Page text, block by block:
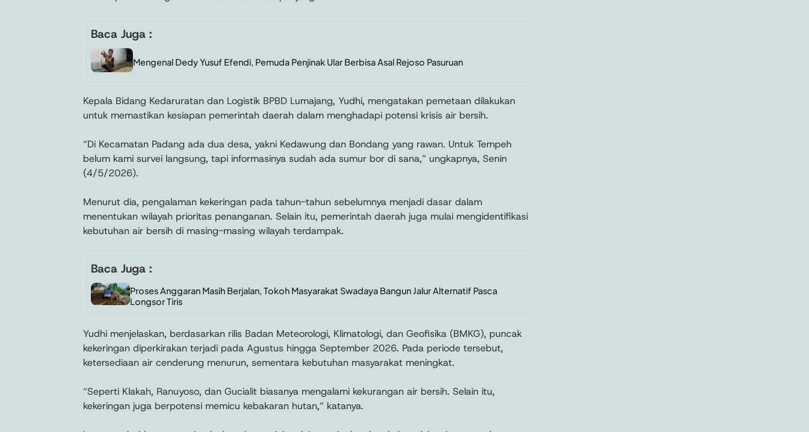
Baca Juga :
Mengenal Dedy Yusuf Efendi, Pemuda Penjinak Ular Berbisa Asal Rejoso Pasuruan
Kepala Bidang Kedaruratan dan Logistik BPBD Lumajang, Yudhi, mengatakan pemetaan dilakukan
untuk memastikan kesiapan pemerintah daerah dalam menghadapi potensi krisis air bersih.
“Di Kecamatan Padang ada dua desa, yakni Kedawung dan Bondang yang rawan. Untuk Tempeh
belum kami survei langsung, tapi informasinya sudah ada sumur bor di sana,” ungkapnya, Senin
(4/5/2026).
Menurut dia, pengalaman kekeringan pada tahun-tahun sebelumnya menjadi dasar dalam
menentukan wilayah prioritas penanganan. Selain itu, pemerintah daerah juga mulai mengidentifikasi
kebutuhan air bersih di masing-masing wilayah terdampak.
Baca Juga :
Proses Anggaran Masih Berjalan, Tokoh Masyarakat Swadaya Bangun Jalur Alternatif Pasca
Longsor Tiris
Yudhi menjelaskan, berdasarkan rilis Badan Meteorologi, Klimatologi, dan Geofisika (BMKG), puncak
kekeringan diperkirakan terjadi pada Agustus hingga September 2026. Pada periode tersebut,
ketersediaan air cenderung menurun, sementara kebutuhan masyarakat meningkat.
“Seperti Klakah, Ranuyoso, dan Gucialit biasanya mengalami kekurangan air bersih. Selain itu,
kekeringan juga berpotensi memicu kebakaran hutan,” katanya.